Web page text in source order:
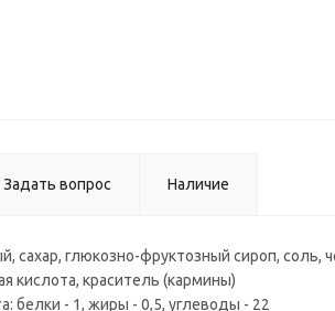
Задать вопрос Наличие
сахар, глюкозно-фруктозный сироп, соль,
кислота, краситель (кармины)
белки - 1, жиры - 0,5, углеводы - 22